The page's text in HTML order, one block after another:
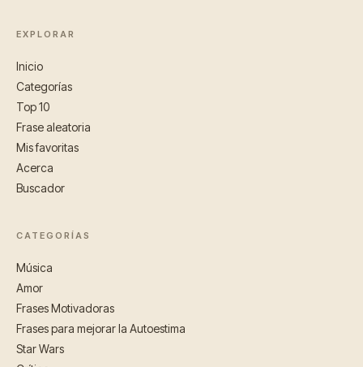
EXPLORAR
Inicio
Categorías
Top 10
Frase aleatoria
Mis favoritas
Acerca
Buscador
CATEGORÍAS
Música
Amor
Frases Motivadoras
Frases para mejorar la Autoestima
Star Wars